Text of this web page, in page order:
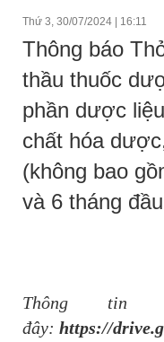
Thứ 3, 30/07/2024 16:11
Thông báo
thầu thuốc
phần dược
chất hóa
(không bao
và 6 tháng
Thông
đây: https://